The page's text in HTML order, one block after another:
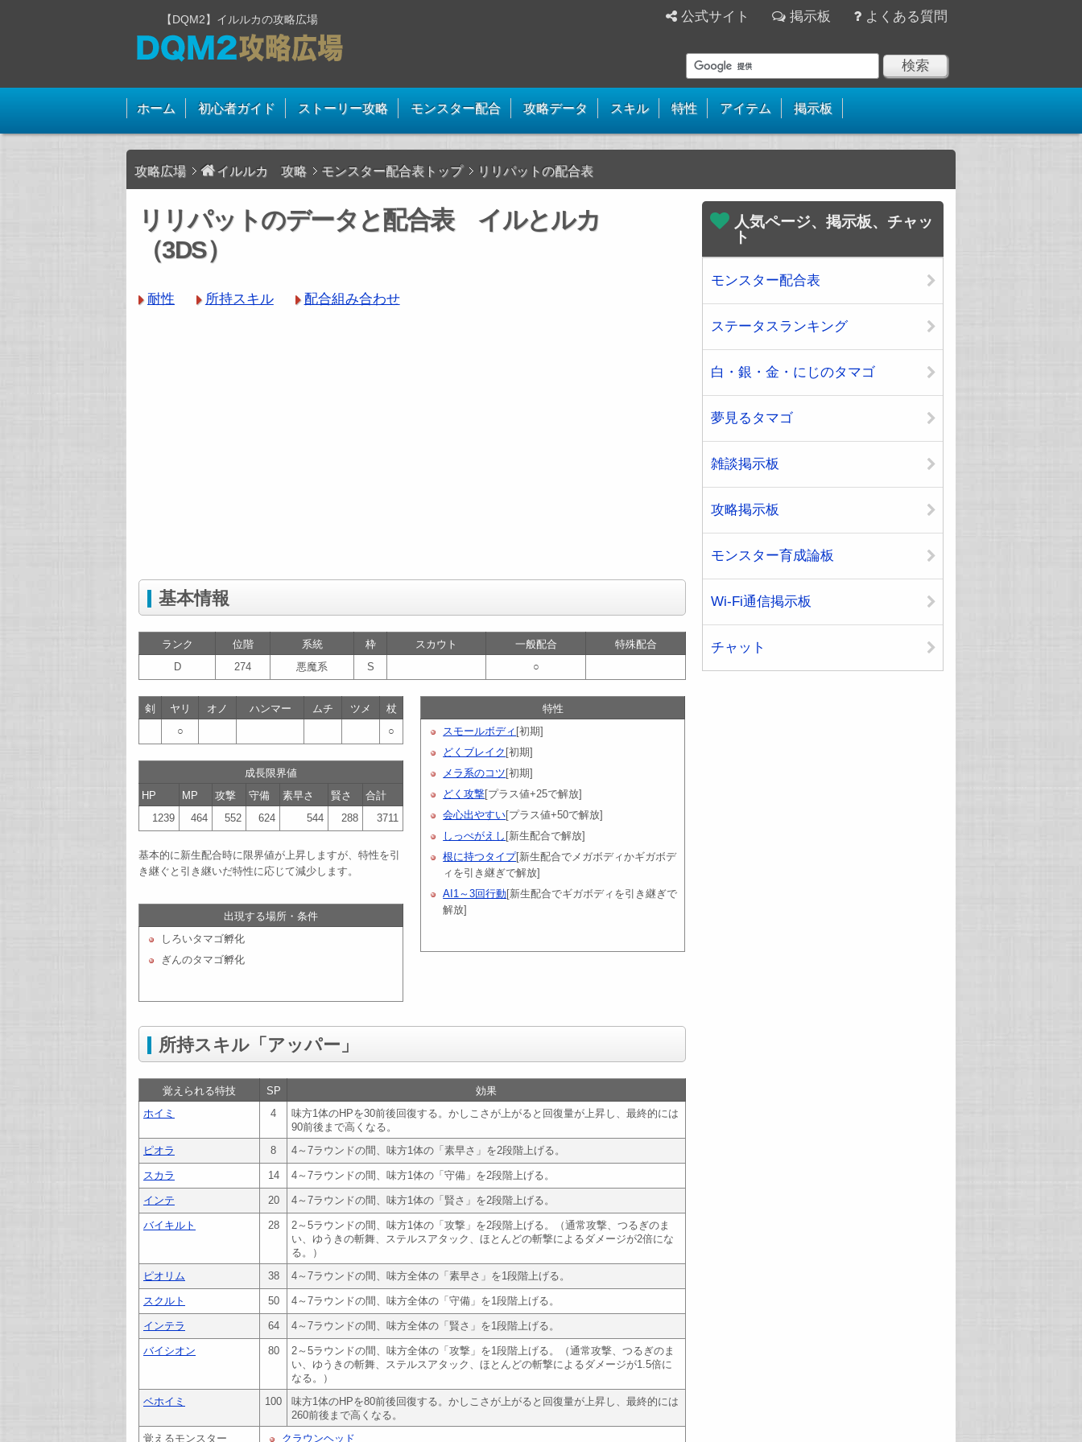
【DQM2】イルルカの攻略広場 公式サイト 掲示板 よくある質問
ホーム 初心者ガイド ストーリー攻略 モンスター配合 攻略データ スキル 特性 アイテム 掲示板
攻略広場 イルルカ 攻略 モンスター配合表トップ リリパットの配合表
リリパットのデータと配合表 イルとルカ
（3DS）
耐性 所持スキル 配合組み合わせ
基本情報
ランク 位階 系統 枠 スカウト 一般配合
特殊配合
D
274 悪魔系 S ○
剣 ヤリ オノ ハンマー ムチ ツメ
杖
○
○
成長限界値
HP
MP 攻撃 守備 素早さ 賢さ
合計
1239
464 552 624 544 288 3711
基本的に新生配合時に限界値が上昇しますが、特性を引
き継ぐと引き継いだ特性に応じて減少します。
出現する場所・条件
しろいタマゴ孵化
ぎんのタマゴ孵化
特性
スモールボディ [初期]
どくブレイク [初期]
メラ系のコツ [初期]
どく攻撃[プラス値+25で解放]
会心出やすい[プラス値+50で解放]
しっぺがえし [新生配合で解放]
根に持つタイプ[新生配合でメガボディかギガボデ
ィを引き継ぎで解放]
AI1～3回行動[新生配合でギガボディを引き継ぎで
解放]
所持スキル「アッパー」
覚えられる特技 SP
効果
ホイミ
4
味方1体のHPを30前後回復する。かしこさが上がると回復量が上昇し、最終的には
90前後まで高くなる。
ピオラ
8 4～7ラウンドの間、味方1体の「素早さ」を2段階上げる。
スカラ 14 4～7ラウンドの間、味方1体の「守備」を2段階上げる。
インテ 20 4～7ラウンドの間、味方1体の「賢さ」を2段階上げる。
バイキルト 28
2～5ラウンドの間、味方1体の「攻撃」を2段階上げる。（通常攻撃、つるぎのま
い、ゆうきの斬舞、ステルスアタック、ほとんどの斬撃によるダメージが2倍にな
る。）
ピオリム
38 4～7ラウンドの間、味方全体の「素早さ」を1段階上げる。
スクルト 50 4～7ラウンドの間、味方全体の「守備」を1段階上げる。
インテラ 64 4～7ラウンドの間、味方全体の「賢さ」を1段階上げる。
バイシオン 80
2～5ラウンドの間、味方全体の「攻撃」を1段階上げる。（通常攻撃、つるぎのま
い、ゆうきの斬舞、ステルスアタック、ほとんどの斬撃によるダメージが1.5倍に
なる。）
ベホイミ
100
味方1体のHPを80前後回復する。かしこさが上がると回復量が上昇し、最終的には
260前後まで高くなる。
覚えるモンスター
クラウンヘッド
人気ページ、掲示板、チャッ
ト
モンスター配合表
ステータスランキング
白・銀・金・にじのタマゴ
夢見るタマゴ
雑談掲示板
攻略掲示板
モンスター育成論板
Wi-Fi通信掲示板
チャット